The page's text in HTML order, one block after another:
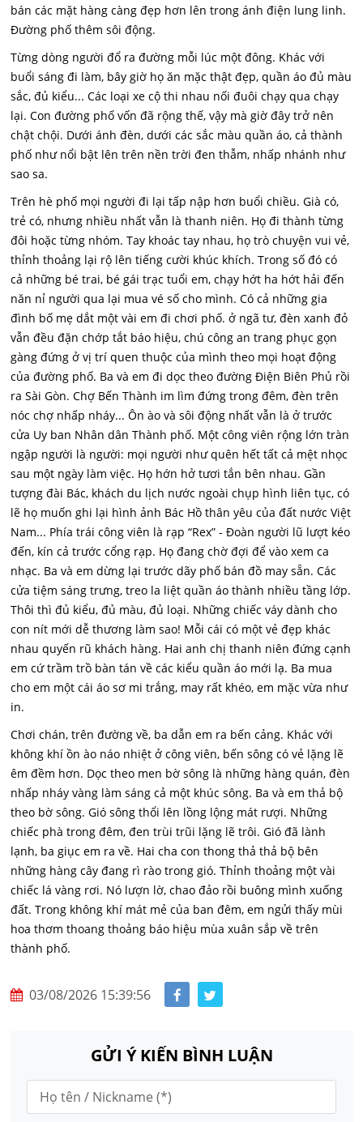
bán các mặt hàng càng đẹp hơn lên trong ánh điện lung linh.
Đường phố thêm sôi động.
Từng dòng người đổ ra đường mỗi lúc một đông. Khác với
buổi sáng đi làm, bây giờ họ ăn mặc thật đẹp, quần áo đủ màu
sắc, đủ kiểu... Các loại xe cộ thi nhau nối đuôi chạy qua chạy
lại. Con đường phố vốn đã rộng thế, vậy mà giờ đây trở nên
chật chội. Dưới ánh đèn, dưới các sắc màu quần áo, cả thành
phố như nổi bật lên trên nền trời đen thẫm, nhấp nhánh như
sao sa.
Trên hè phố mọi người đi lại tấp nập hơn buổi chiều. Già có,
trẻ có, nhưng nhiều nhất vẫn là thanh niên. Họ đi thành từng
đôi hoặc từng nhóm. Tay khoác tay nhau, họ trò chuyện vui vẻ,
thỉnh thoảng lại rộ lên tiếng cười khúc khích. Trong số đó có
cả những bé trai, bé gái trạc tuổi em, chạy hớt ha hớt hải đến
năn nỉ người qua lại mua vé số cho mình. Có cả những gia
đình bố mẹ dắt một vài em đi chơi phố. ở ngã tư, đèn xanh đỏ
vẫn đều đặn chớp tắt báo hiệu, chú công an trang phục gọn
gàng đứng ở vị trí quen thuộc của mình theo mọi hoạt động
của đường phố. Ba và em đi dọc theo đường Điện Biên Phủ rồi
ra Sài Gòn. Chợ Bến Thành im lìm đứng trong đêm, đèn trên
nóc chợ nhấp nháy... Ôn ào và sôi động nhất vẫn là ở trước
cửa Uy ban Nhân dân Thành phố. Một công viên rộng lớn tràn
ngập người là người: mọi người như quên hết tất cả mệt nhọc
sau một ngày làm việc. Họ hớn hở tươi tắn bên nhau. Gần
tượng đài Bác, khách du lịch nước ngoài chụp hình liên tục, có
lẽ họ muốn ghi lại hình ảnh Bác Hồ thân yêu của đất nước Việt
Nam... Phía trái công viên là rạp “Rex” - Đoàn người lũ lượt kéo
đến, kín cả trước cổng rạp. Họ đang chờ đợi để vào xem ca
nhạc. Ba và em dừng lại trước dãy phố bán đồ may sẵn. Các
cửa tiệm sáng trưng, treo la liệt quần áo thành nhiều tầng lớp.
Thôi thì đủ kiểu, đủ màu, đủ loại. Những chiếc váy dành cho
con nít mới dễ thương làm sao! Mỗi cái có một vẻ đẹp khác
nhau quyến rũ khách hàng. Hai anh chị thanh niên đứng cạnh
em cứ trầm trồ bàn tán về các kiểu quần áo mới lạ. Ba mua
cho em một cái áo sơ mi trắng, may rất khéo, em mặc vừa như
in.
Chơi chán, trên đường về, ba dẫn em ra bến cảng. Khác với
không khí ồn ào náo nhiệt ở công viên, bến sông có vẻ lặng lẽ
êm đềm hơn. Dọc theo men bờ sông là những hàng quán, đèn
nhấp nháy vàng làm sáng cả một khúc sông. Ba và em thả bộ
theo bờ sông. Gió sông thổi lên lồng lộng mát rượi. Những
chiếc phà trong đêm, đen trùi trũi lặng lẽ trôi. Gió đã lành
lạnh, ba giục em ra về. Hai cha con thong thả thả bộ bên
những hàng cây đang rì rào trong gió. Thỉnh thoảng một vài
chiếc lá vàng rơi. Nó lượn lờ, chao đảo rồi buông mình xuống
đất. Trong không khí mát mẻ của ban đêm, em ngửi thấy mùi
hoa thơm thoang thoảng báo hiệu mùa xuân sắp về trên
thành phố.
03/08/2026 15:39:56
GỬI Ý KIẾN BÌNH LUẬN